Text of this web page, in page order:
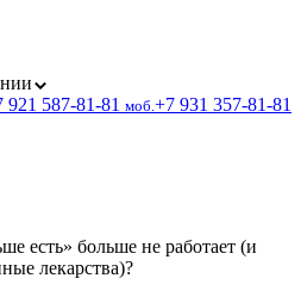
921 587‑81‑81 моб. +7 931 357‑81‑81
есть» больше не работает (и
лекарства)?